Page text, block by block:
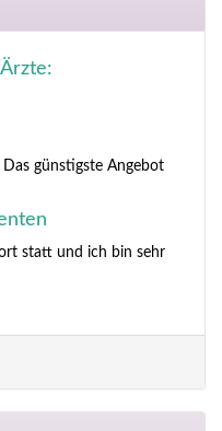
günstigste Angebot
statt und ich bin sehr